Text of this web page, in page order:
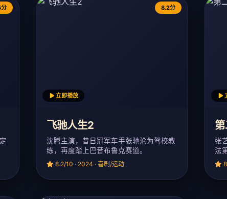
8.2分
立即播放
飞驰人生2
沈腾主演，昔日冠军车手张驰沦为驾校教
练，再度踏上巴音布鲁克赛道。
8.2/10 · 2024 · 喜剧/运动
张
法